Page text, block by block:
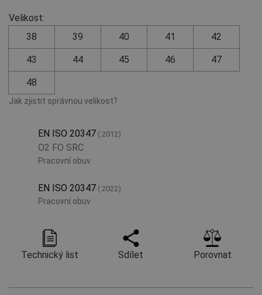
Velikost:
38
39 40 41 42
43 44 45 46 47
48
Jak zjistit správnou velikost?
EN ISO 20347 (:2012)
O2 FO SRC
Pracovní obuv
EN ISO 20347 (:2022)
Pracovní obuv
Technický list Sdílet Porovnat